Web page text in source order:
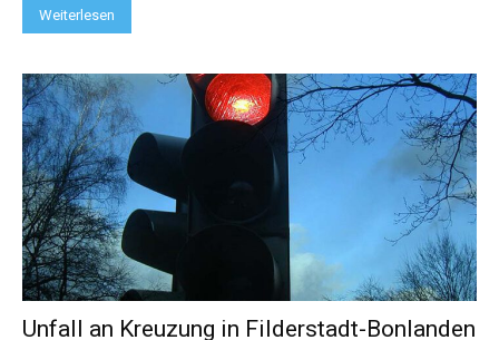
Weiterlesen
Unfall an Kreuzung in Filderstadt-Bonlanden